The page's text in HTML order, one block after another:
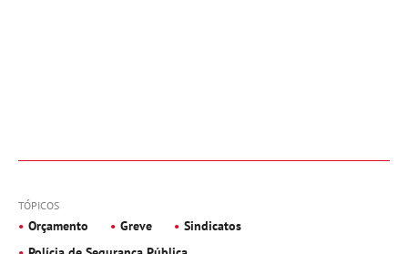
TÓPICOS
Orçamento Greve
Sindicatos